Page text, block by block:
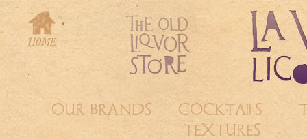
OUR BRANDS
COCKTAILS &
TEXTURES